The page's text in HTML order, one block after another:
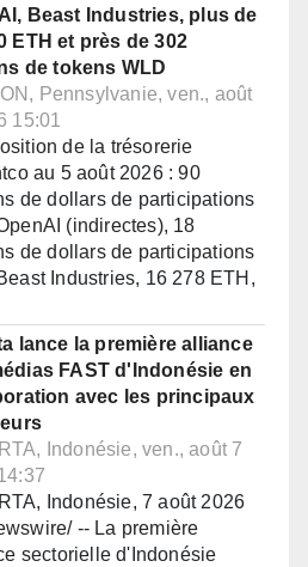
Beast Industries, plus de
ETH et près de 302
de tokens WLD
Pennsylvanie, ven., août
15:01
de la trésorerie
au 5 août 2026 : 90
de dollars de participations
(indirectes), 18
de dollars de participations
Industries, 16 278 ETH,
lance la première alliance
FAST d'Indonésie en
avec les principaux
Indonésie, ven., août 7
Indonésie, 7 août 2026
-- La première
sectorielle d'Indonésie